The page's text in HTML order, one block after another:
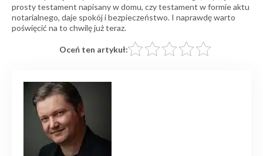
prosty testament napisany w domu, czy testament w formie aktu
notarialnego, daje spokój i bezpieczeństwo. I naprawdę warto
poświęcić na to chwilę już teraz.
Oceń ten artykuł: